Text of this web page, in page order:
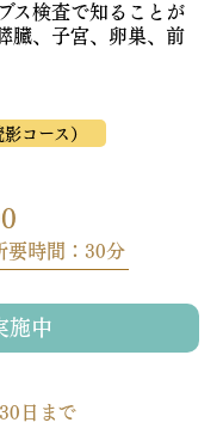
ス検査で知ることが
臓、子宮、卵巣、前
コース）
要時間：30分
施中
日まで